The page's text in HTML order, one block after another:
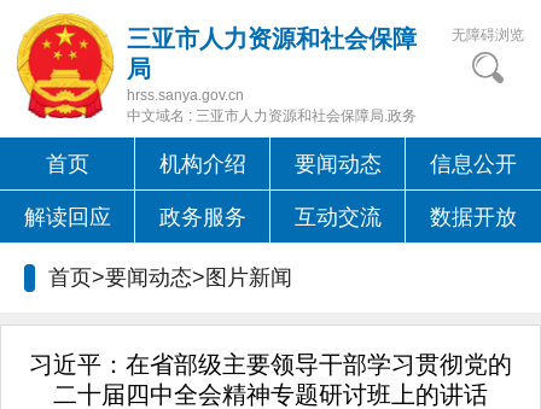
三亚市人力资源和社会保障
局
hrss.sanya.gov.cn
中文域名 : 三亚市人力资源和社会保障局.政务
无障碍浏览
首页 机构介绍 要闻动态 信息公开
解读回应 政务服务 互动交流 数据开放
首页>要闻动态> 图片新闻
习近平：在省部级主要领导干部学习贯彻党的
二十届四中全会精神专题研讨班上的讲话